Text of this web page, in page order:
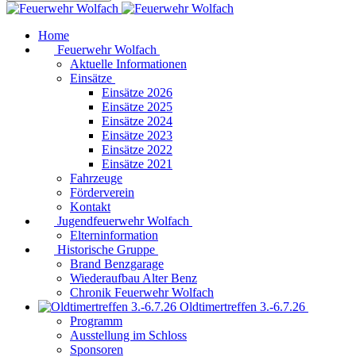
Home
Feuerwehr Wolfach
Aktuelle Informationen
Einsätze
Einsätze 2026
Einsätze 2025
Einsätze 2024
Einsätze 2023
Einsätze 2022
Einsätze 2021
Fahrzeuge
Förderverein
Kontakt
Jugendfeuerwehr Wolfach
Elterninformation
Historische Gruppe
Brand Benzgarage
Wiederaufbau Alter Benz
Chronik Feuerwehr Wolfach
Oldtimertreffen 3.-6.7.26
Programm
Ausstellung im Schloss
Sponsoren